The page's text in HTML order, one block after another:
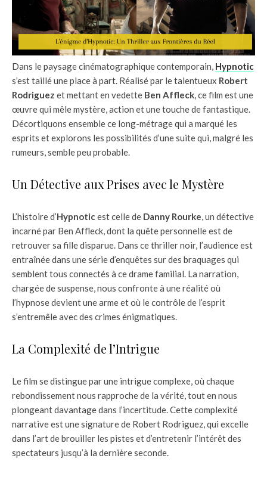
Dans le paysage cinématographique contemporain, Hypnotic
s’est taillé une place à part. Réalisé par le talentueux Robert
Rodriguez et mettant en vedette Ben Affleck, ce film est une
œuvre qui mêle mystère, action et une touche de fantastique.
Décortiquons ensemble ce long-métrage qui a marqué les
esprits et explorons les possibilités d’une suite qui, malgré les
rumeurs, semble peu probable.
Un Détective aux Prises avec le Mystère
L’histoire d’Hypnoticest celle de Danny Rourke, un détective
incarné par Ben Affleck, dont la quête personnelle est de
retrouver sa fille disparue. Dans ce thriller noir, l’audience est
entraînée dans une série d’enquêtes sur des braquages qui
semblent tous connectés à ce drame familial. La narration,
chargée de suspense, nous confronte à une réalité où
l’hypnose devient une arme et où le contrôle de l’esprit
s’entremêle avec des crimes énigmatiques.
La Complexité de l’Intrigue
Le film se distingue par une intrigue complexe, où chaque
rebondissement nous rapproche de la vérité, tout en nous
plongeant davantage dans l’incertitude. Cette complexité
narrative est une signature de Robert Rodriguez, qui excelle
dans l’art de brouiller les pistes et d’entretenir l’intérêt des
spectateurs jusqu’à la dernière seconde.